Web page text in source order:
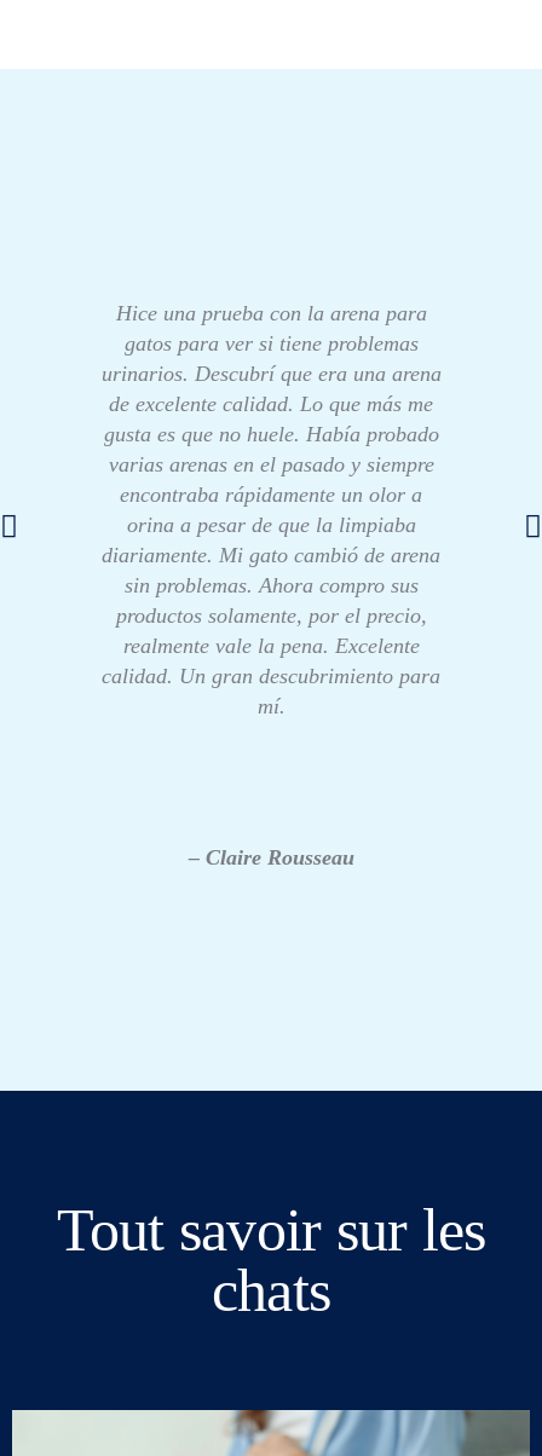
Hice una prueba con la arena para
gatos para ver si tiene problemas
urinarios. Descubrí que era una arena
de excelente calidad. Lo que más me
gusta es que no huele. Había probado
varias arenas en el pasado y siempre
encontraba rápidamente un olor a
orina a pesar de que la limpiaba
diariamente. Mi gato cambió de arena
sin problemas. Ahora compro sus
productos solamente, por el precio,
realmente vale la pena. Excelente
calidad. Un gran descubrimiento para
mí.
– Claire Rousseau
Tout savoir sur les
chats